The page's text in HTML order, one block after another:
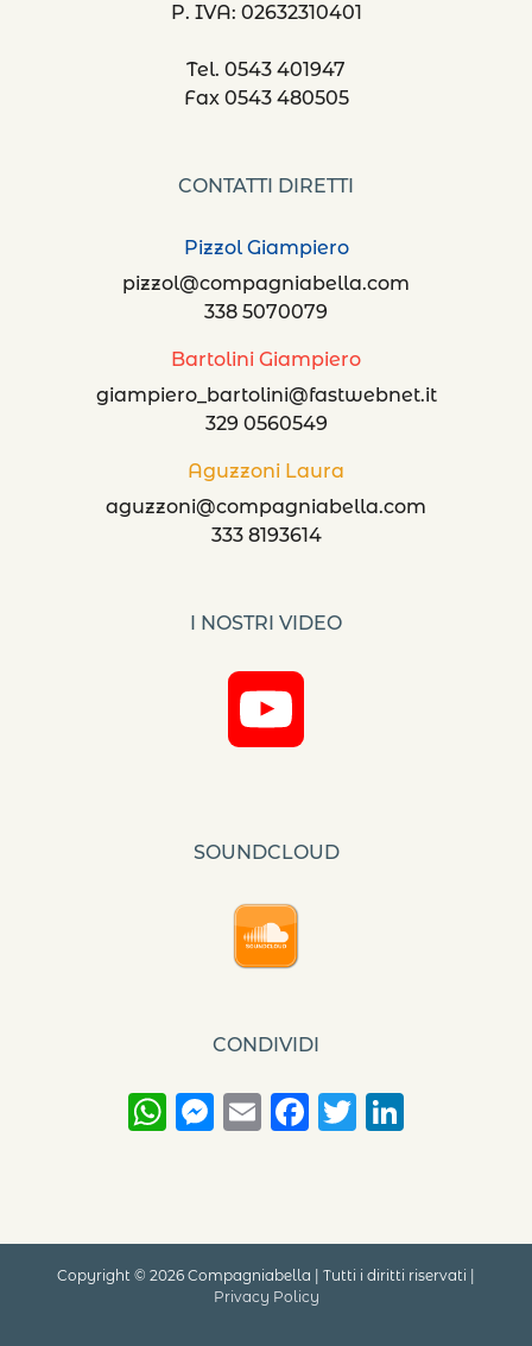
P. IVA: 02632310401
Tel. 0543 401947
Fax 0543 480505
CONTATTI DIRETTI
Pizzol Giampiero
pizzol@compagniabella.com
338 5070079
Bartolini Giampiero
giampiero_bartolini@fastwebnet.it
329 0560549
Aguzzoni Laura
aguzzoni@compagniabella.com
333 8193614
I NOSTRI VIDEO
SOUNDCLOUD
CONDIVIDI
WhatsApp
Messenger
Email
Facebook
Twitter
Copyright © 2026 Compagniabella | Tutti i diritti riservati |
Privacy Policy